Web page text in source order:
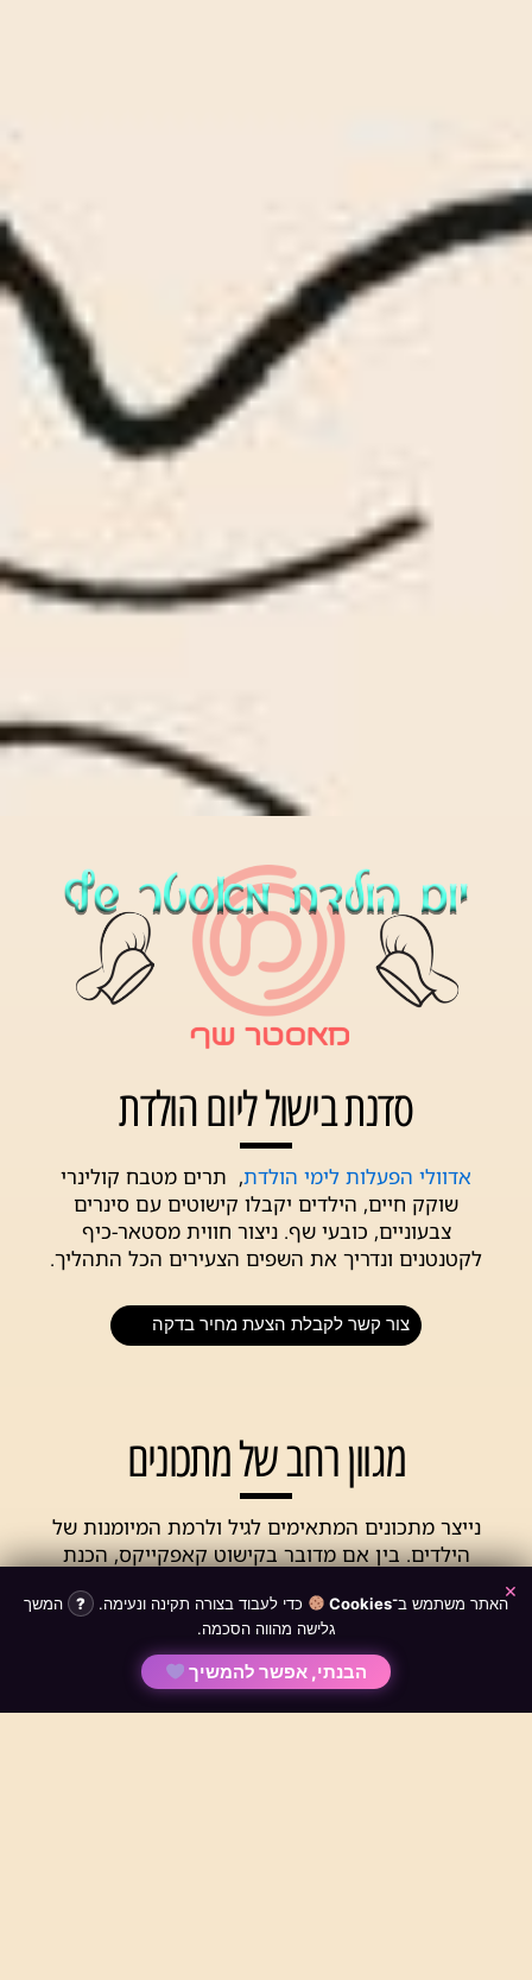
סדנת בישול ליום הולדת
אדוולי הפעלות לימי הולדת, תרים מטבח קולינרי
שוקק חיים, הילדים יקבלו קישוטים עם סינרים
צבעוניים, כובעי שף. ניצור חווית מסטאר-כיף
לקטנטנים ונדריך את השפים הצעירים הכל התהליך.
צור קשר לקבלת הצעת מחיר בדקה
מגוון רחב של מתכונים
נייצר מתכונים המתאימים לגיל ולרמת המיומנות של
הילדים. בין אם מדובר בקישוט קאפקייקס, הכנת
שהמתכונים לא רק טעימים אלא גם מציעים מקום
ליצירתיות לילד\ה.
צור קשר לקבלת הצעת מחיר בדקה
אדוובוט
×
האתר משתמש ב־Cookies כדי לעבוד בצורה תקינה ונעימה. ? המשך
גלישה מהווה הסכמה.
הבנתי, אפשר להמשיך
Scroll